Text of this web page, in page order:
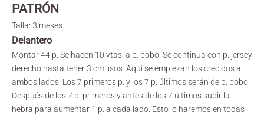
PATRÓN
Talla: 3 meses
Delantero
Montar 44 p. Se hacen 10 vtas. a p. bobo. Se continua con p. jersey
derecho hasta tener 3 cm lisos. Aquí se empiezan los crecidos a
ambos lados. Los 7 primeros p. y los 7 p. últimos serán de p. bobo.
Después de los 7 p. primeros y antes de los 7 últimos subir la
hebra para aumentar 1 p. a cada lado. Esto lo haremos en todas